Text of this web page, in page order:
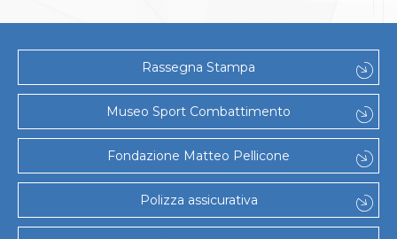
La disciplina
Gare e Risultati
Attività Didattica
Albi Federali
Arti marziali
Aikido
Ju Jitsu
Sumo
Capoeira
Grappling
BJJ
Pancrazio/Pankration
Rassegna Stampa
Museo Sport Combattimento
Fondazione Matteo Pellicone
Polizza assicurativa